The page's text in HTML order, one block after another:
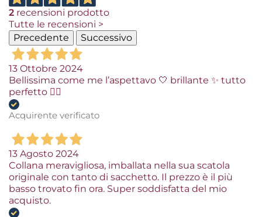
2 recensioni prodotto
Tutte le recensioni >
Precedente
Successivo
13 Ottobre 2024
Bellissima come me l’aspettavo 🤍 brillante ✨ tutto
perfetto 👌🏻
Acquirente verificato
13 Agosto 2024
Collana meravigliosa, imballata nella sua scatola
originale con tanto di sacchetto. Il prezzo è il più
basso trovato fin ora. Super soddisfatta del mio
acquisto.